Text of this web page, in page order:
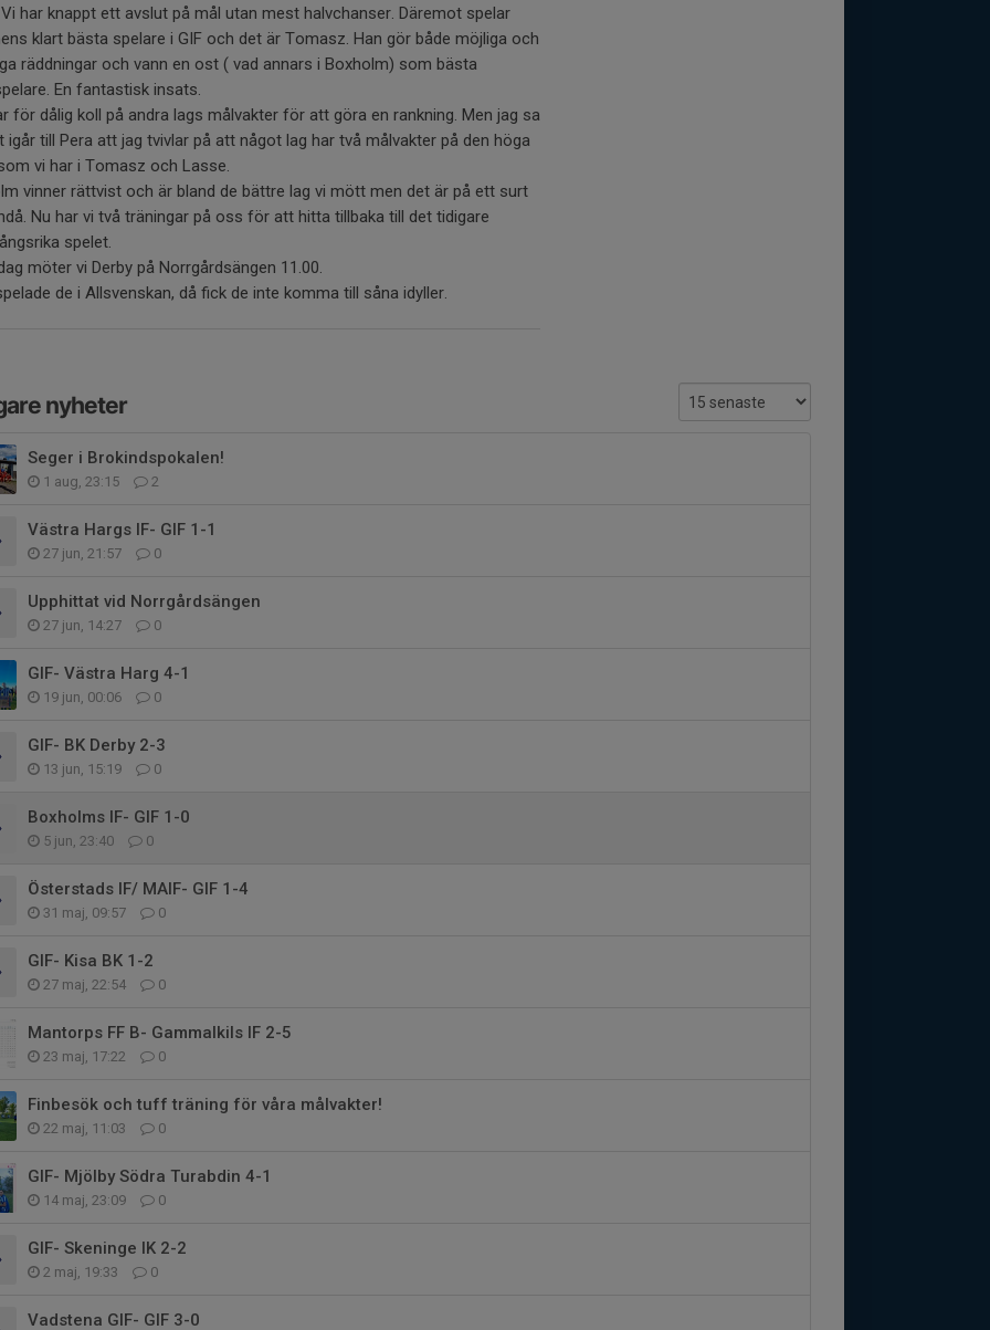
har knappt ett avslut på mål utan mest halvchanser. Däremot spelar
klart bästa spelare i GIF och det är Tomasz. Han gör både möjliga och
räddningar och vann en ost ( vad annars i Boxholm) som bästa
En fantastisk insats.
för dålig koll på andra lags målvakter för att göra en rankning. Men jag sa
igår till Pera att jag tvivlar på att något lag har två målvakter på den höga
vi har i Tomasz och Lasse.
vinner rättvist och är bland de bättre lag vi mött men det är på ett surt
Nu har vi två träningar på oss för att hitta tillbaka till det tidigare
spelet.
möter vi Derby på Norrgårdsängen 11.00.
de i Allsvenskan, då fick de inte komma till såna idyller.
nyheter
Seger i Brokindspokalen!
1 aug, 23:15 2
Västra Hargs IF- GIF 1-1
27 jun, 21:57 0
Upphittat vid Norrgårdsängen
27 jun, 14:27 0
GIF- Västra Harg 4-1
19 jun, 00:06 0
GIF- BK Derby 2-3
13 jun, 15:19 0
Boxholms IF- GIF 1-0
5 jun, 23:40 0
Österstads IF/ MAIF- GIF 1-4
31 maj, 09:57 0
GIF- Kisa BK 1-2
27 maj, 22:54 0
Mantorps FF B- Gammalkils IF 2-5
23 maj, 17:22 0
Finbesök och tuff träning för våra målvakter!
22 maj, 11:03 0
GIF- Mjölby Södra Turabdin 4-1
14 maj, 23:09 0
GIF- Skeninge IK 2-2
2 maj, 19:33 0
Vadstena GIF- GIF 3-0